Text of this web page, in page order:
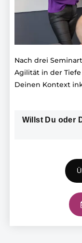
Nach drei
Agilität in der
Deinen Kontext
Willst Du oder